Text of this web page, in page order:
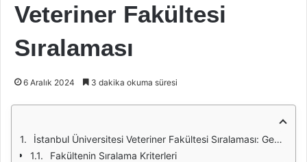
Veteriner Fakültesi
Sıralaması
6 Aralık 2024 3 dakika okuma süresi
İstanbul Üniversitesi Veteriner Fakültesi Sıralaması: Genel Bakış
Fakültenin Sıralama Kriterleri